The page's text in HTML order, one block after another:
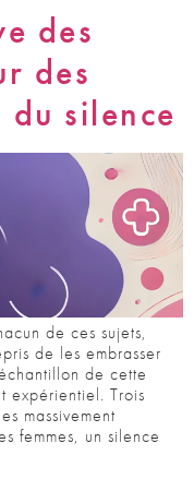
des
des
silence
de ces sujets,
de les embrasser
de cette
expérientiel. Trois
massivement
femmes, un silence